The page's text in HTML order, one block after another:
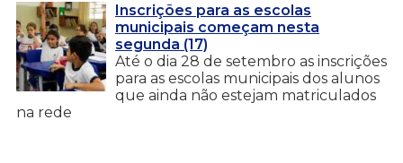
Inscrições para as escolas
municipais começam nesta
segunda (17)
Até o dia 28 de setembro as inscrições
para as escolas municipais dos alunos
que ainda não estejam matriculados
na rede